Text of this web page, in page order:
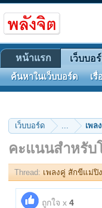
เว็บบอร์ด ... เพล
คะแนนสำหรับ
Thread: เพลงคู่ สักขีแม่ปิ
ถูกใจ x 4
หน้าแรก เว็บบอ
ค้นหาในเว็บบอร์ด เรื่